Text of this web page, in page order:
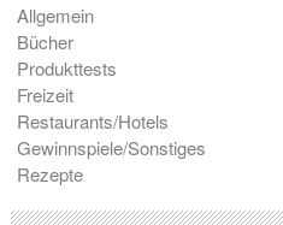
Allgemein
Bücher
Produkttests
Freizeit
Restaurants/Hotels
Gewinnspiele/Sonstiges
Rezepte